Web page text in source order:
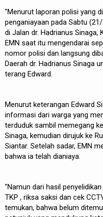
"Menurut laporan polisi yang
penganiayaan pada Sabtu
di Jalan dr. Hadrianus Sinaga,
EMN saat itu mengendarai
nomor polisi dan langsung
Daerah dr. Hadrianus Sinaga
terang Edward.
Menurut keterangan Edward
informasi dari warga yang
terduduk sambil memegang
Sinaga, kemudian dirujuk ke
Siantar. Setelah sadar, EMN
bahwa ia telah dianiaya.
"Namun dari hasil
TKP , riksa saksi dan cek
temukan, bahwa belum